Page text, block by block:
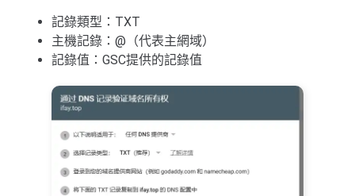
記錄類型：TXT
主機記錄：@（代表主網域）
記錄值：GSC提供的記錄值